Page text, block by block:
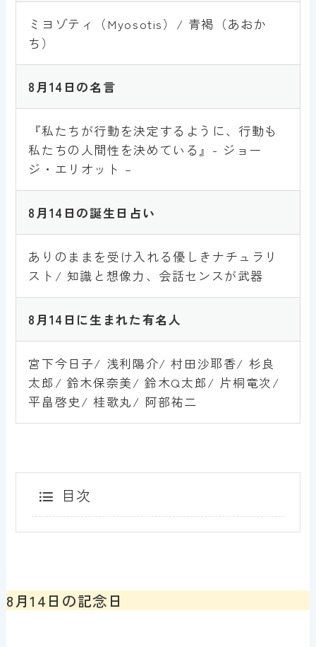
ミヨゾティ（Myosotis）/ 青褐（あおか
ち）
8月14 日 の名言
『私たちが行動を決定するように、行動も
私たちの人間性を決めている』- ジョー
ジ・エリオット –
8月14日 の誕生日占い
ありのままを受け入れる優しきナチュラリ
スト/ 知識と想像力、会話センスが武器
8月14 日 に生まれた有名人
宮下今日子/ 浅利陽介/ 村田沙耶香/ 杉良
太郎/ 鈴木保奈美/ 鈴木Q太郎/ 片桐竜次/
平畠啓史/ 桂歌丸/ 阿部祐二
目次
8月14日の記念日